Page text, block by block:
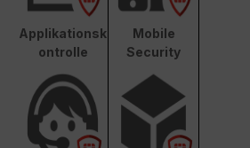
Applikationsk
ontrolle
Mobile
Security